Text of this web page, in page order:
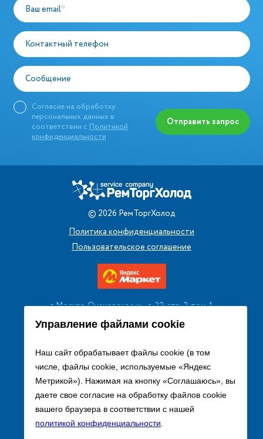
Управление файлами cookie
Наш сайт обрабатывает файлы cookie (в том
числе, файлы cookie, используемые «Яндекс
Метрикой»). Нажимая на кнопку «Соглашаюсь», вы
даете свое согласие на обработку файлов cookie
вашего браузера в соответствии с нашей
политикой конфиденциальности.
Ваш email*
Контактный телефон
Сообщение
Согласие на обработку
персональных данных в
соответствии с Политикой
конфиденциальности
Отправить запрос
© 2026 РемТоргХолод
Политика конфиденциальности
Пользовательское соглашение
г. Москва, Очаковское ш., д. 32, стр. 2, пом. 1
+7 (495) 256 08 13
Заказать звонок
sales@remtorgholod.ru
Разработка и продвижение сайта